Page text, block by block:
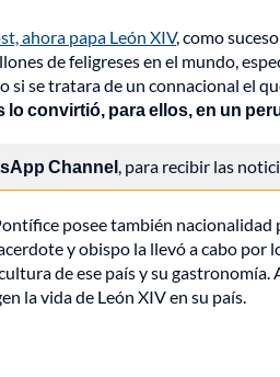
ahora papa León XIV, como
de feligreses en el mundo,
si se tratara de un connacional el
lo convirtió, para ellos, en un
Channel, para recibir las
posee también
y obispo la llevó a cabo
de ese país y su
la vida de León XIV en su país.